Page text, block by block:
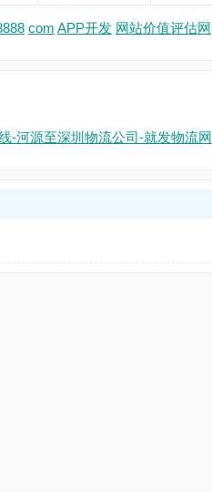
com APP开发 网站价值评估网
-河源至深圳物流公司-就发物流网